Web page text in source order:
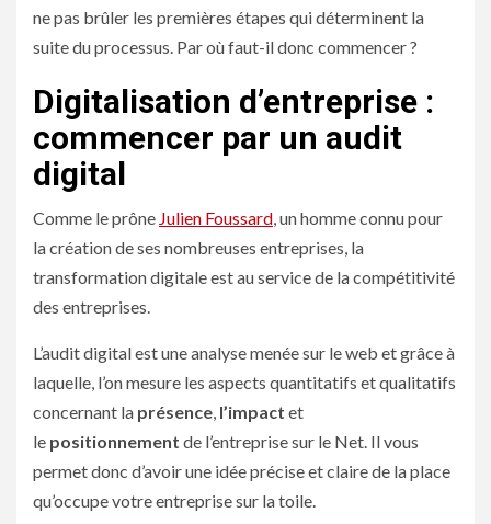
ne pas brûler les premières étapes qui déterminent la
suite du processus. Par où faut-il donc commencer ?
Digitalisation d’entreprise :
commencer par un audit
digital
Comme le prône Julien Foussard, un homme connu pour
la création de ses nombreuses entreprises, la
transformation digitale est au service de la compétitivité
des entreprises.
L’audit digital est une analyse menée sur le web et grâce à
laquelle, l’on mesure les aspects quantitatifs et qualitatifs
concernant la présence, l’impact et
le positionnement de l’entreprise sur le Net. Il vous
permet donc d’avoir une idée précise et claire de la place
qu’occupe votre entreprise sur la toile.